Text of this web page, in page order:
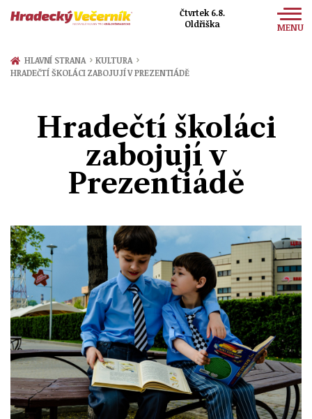
Čtvrtek 6.8.
Oldřiška
MENU
Zprávy
Kultura
HLAVNÍ STRANA › KULTURA ›
HRADEČTÍ ŠKOLÁCI ZABOJUJÍ V PREZENTIÁDĚ
Hradečtí školáci
zabojují v
Prezentiádě